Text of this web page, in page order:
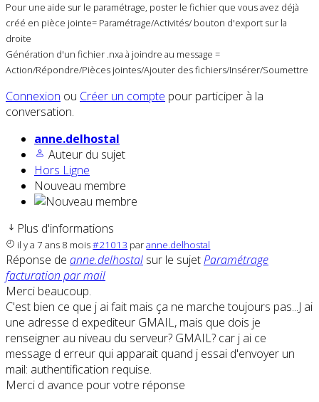
Pour une aide sur le paramétrage, poster le fichier que vous avez déjà
créé en pièce jointe= Paramétrage/Activités/ bouton d'export sur la
droite
Génération d'un fichier .nxa à joindre au message =
Action/Répondre/Pièces jointes/Ajouter des fichiers/Insérer/Soumettre
Connexion ou Créer un compte pour participer à la
conversation.
anne.delhostal
Auteur du sujet
Hors Ligne
Nouveau membre
Plus d'informations
il y a 7 ans 8 mois#21013 paranne.delhostal
Réponse de anne.delhostal sur le sujetParamétrage
facturation par mail
Merci beaucoup.
C'est bien ce que j ai fait mais ça ne marche toujours pas...J ai
une adresse d expediteur GMAIL, mais que dois je
renseigner au niveau du serveur? GMAIL? car j ai ce
message d erreur qui apparait quand j essai d'envoyer un
mail: authentification requise.
Merci d avance pour votre réponse